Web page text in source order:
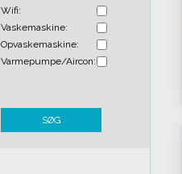
Wifi:
Vaskemaskine:
Opvaskemaskine:
Varmepumpe/Aircon:
SØG